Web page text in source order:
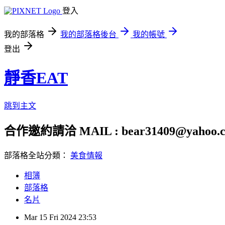
登入
我的部落格 我的部落格後台
我的帳號
登出
靜香EAT
跳到主文
合作邀約請洽 MAIL :
部落格全站分類： 美食情報
相簿
部落格
名片
Mar 15 Fri 2024 23:53